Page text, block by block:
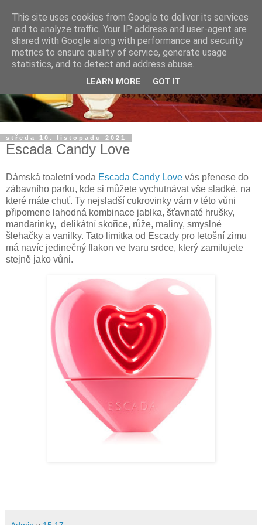
středa 10. listopadu 2021
Escada Candy Love
Dámská toaletní voda Escada Candy Love vás přenese do
zábavního parku, kde si můžete vychutnávat vše sladké, na
které máte chuť. Ty nejsladší cukrovinky vám v této vůni
připomene lahodná kombinace jablka, šťavnaté hrušky,
mandarinky, delikátní skořice, růže, maliny, smyslné
šlehačky a vanilky. Tato limitka od Escady pro letošní zimu
má navíc jedinečný flakon ve tvaru srdce, který zamilujete
stejně jako vůni.
This site uses cookies from Google to deliver its services
and to analyze traffic. Your IP address and user-agent are
shared with Google along with performance and security
metrics to ensure quality of service, generate usage
statistics, and to detect and address abuse.
LEARN MORE GOT IT